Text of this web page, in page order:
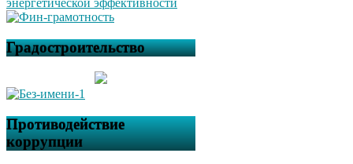
Градостроительство
Противодействие
коррупции